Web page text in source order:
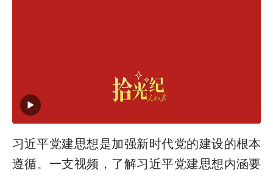
习近平党建思想是加强新时代党的建设的根本
遵循。一支视频，了解习近平党建思想内涵要